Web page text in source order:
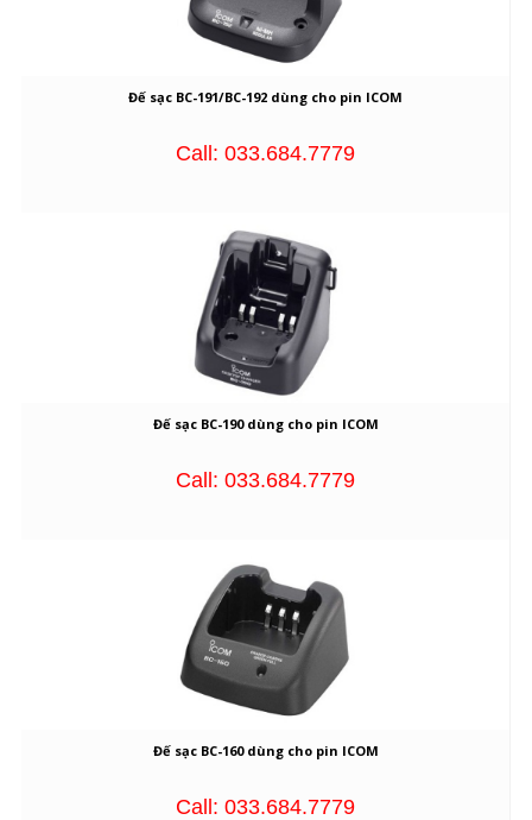
Đế sạc BC-191/BC-192 dùng cho pin ICOM
Call: 033.684.7779
Đế sạc BC-190 dùng cho pin ICOM
Call: 033.684.7779
Đế sạc BC-160 dùng cho pin ICOM
Call: 033.684.7779